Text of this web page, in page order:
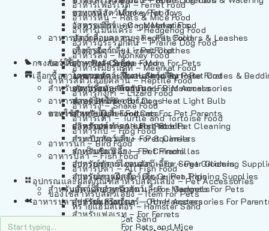
อาหารเฟอร์เร็ต – Ferret Food
อาหารหนู – Rats & Mice Food
อาหารเม่นแคระ – Hedgehog Food
อาหารกระรอกดิน – Prairie Dog Food
อาหารลิง – Monkey Food
อาหารเมียร์แคท – Meerkat Food
อาหารสัตว์เลี้อยคลาน – Reptile Food
อาหารกิ้งก่า – Lizard Food
อาหารงู – Snake Food
อาหารเต่า – Turtle and Tortoise Food
อาหารกบ – Frog Food
อาหารนก – Bird Food
อาหารปลา – Fish Food
อาหารปลา – All Fish Food
อุปกรณและผลิตภัณฑ์สำหรับสัตว์เลี้ยง – Pet Accessories
ของใช้สำหรับสัตว์เลี้ยง – Item For Pets
ทรายแฮมสเตอร์ – Hamster Sand
ทรายแมว – Cat Sand
อาหารลิง – Monkey Food
อาหารเมียร์แคท – Meerkat Food
อาหารสัตว์เลี้อยคลาน – Reptile Food
อาหารกิ้งก่า – Lizard Food
อาหารงู – Snake Food
อาหารเต่า – Turtle and Tortoise Food
อาหารกบ – Frog Food
อาหารนก – Bird Food
อาหารปลา – Fish Food
อาหารปลา – All Fish Food
ของเล่นสัตว์เลี้ยง – Pet Toys
วัสดุรองกรง – Cage Materials
ปลอกคอและสายจูง – Pet Collars & Leashes
เสื้อผ้าสัตว์เลี้ยง – Pet Clothes
ของใช้สำหรับสัตว์เลี้ยง – More For Pets
โดมนอนและที่นอนสัตว์เลี้ยง – Pet Crates &
ของประดับสำหรับนก – Bird Accessories
หลอดไฟให้ความร้อน – Heat Light Bulb
ของใช้สำหรับผู้เลี้ยง – Items For Pet Parents
ผลิตภัณฑ์ทำความสะอาด – Pet Cleaning
กระเป๋าสัตว์เลี้ยง – Pet Carriers
รถเข็นสัตว์เลี้ยง – Pet Prams
อุปกรณ์ตัดแต่งขนสัตว์เลี้ยง – Pet Grooming
อุปกรณ์การฝึกสัตว์เลี้ยง – Pet Training Supplies
แก็ดเจ็ตสำหรับสัตว์เลี้ยง – Gadgets For Pets
อุปกรณ์เสริมอื่นๆ – Other Accessories For
กรงสัตว์เลี้ยง – Pet Cages
เลือกซื้อตามหมวดสัตว์เลี้ยง – Shop By Pet
สำหรับสัตว์เลี้ยงลูกด้วยนม – For Mammals
สำหรับสุนัข – For Dogs
สำหรับแมว – For Cats
สำหรับกระต่าย – For Rabbits
สำหรับกระรอก – For Squirrels
สำหรับชินชิล่า – For Chinchillas
สำหรับชูการ์ไกลเดอร์ – For Sugar Gliders
สำหรับหนูแกสบี้ – For Guinea Pigs
สำหรับสัตว์เลี้ยงลูกด้วยนม – For Mammals
สำหรับแฮมสเตอร์ – For Hamsters
สำหรับเฟอเรท – For Ferrets
สำหรับหนู – For Rats and Mice
อาหารปลา – Fish Food